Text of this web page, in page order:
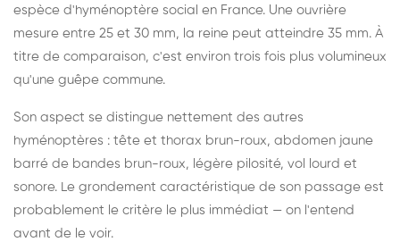
espèce d'hyménoptère social en France. Une ouvrière
mesure entre 25 et 30 mm, la reine peut atteindre 35 mm. À
titre de comparaison, c'est environ trois fois plus volumineux
qu'une guêpe commune.
Son aspect se distingue nettement des autres
hyménoptères : tête et thorax brun-roux, abdomen jaune
barré de bandes brun-roux, légère pilosité, vol lourd et
sonore. Le grondement caractéristique de son passage est
probablement le critère le plus immédiat — on l'entend
avant de le voir.